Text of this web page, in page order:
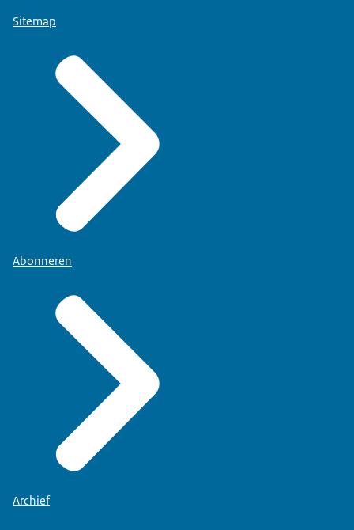
Sitemap
Abonneren
Archief